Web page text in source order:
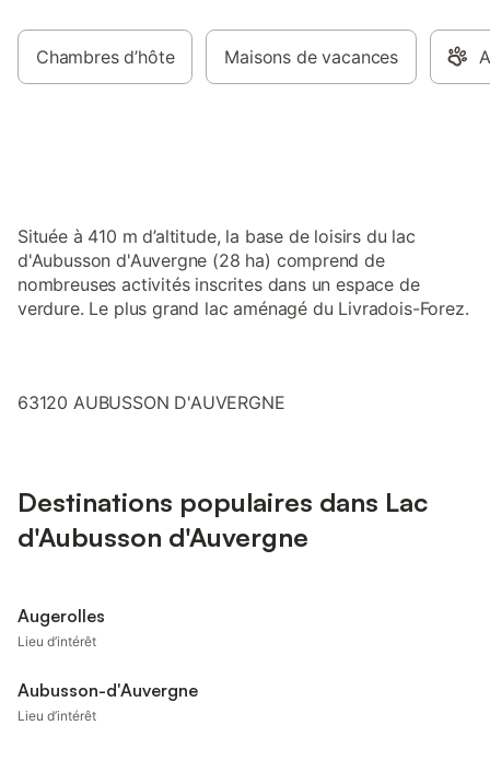
Chambres d’hôte Maisons de vacances
Située à 410 m d’altitude, la base de loisirs du lac
d'Aubusson d'Auvergne (28 ha) comprend de
nombreuses activités inscrites dans un espace de
verdure. Le plus grand lac aménagé du Livradois-Forez.
63120 AUBUSSON D'AUVERGNE
Destinations populaires dans Lac
d'Aubusson d'Auvergne
Augerolles
Lieu d’intérêt
Aubusson-d'Auvergne
Lieu d’intérêt